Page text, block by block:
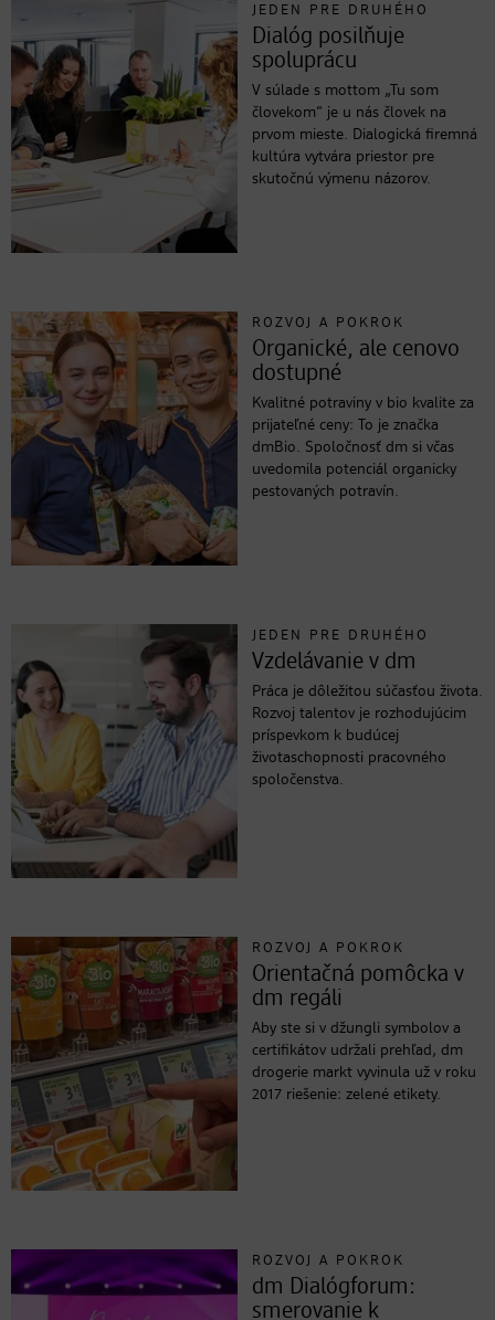
JEDEN PRE DRUHÉHO
Dialóg posilňuje
spoluprácu
V súlade s mottom „Tu som
človekom“ je u nás človek na
prvom mieste. Dialogická firemná
kultúra vytvára priestor pre
skutočnú výmenu názorov.
ROZVOJ A POKROK
Organické, ale cenovo
dostupné
Kvalitné potraviny v bio kvalite za
prijateľné ceny: To je značka
dmBio. Spoločnosť dm si včas
uvedomila potenciál organicky
pestovaných potravín.
JEDEN PRE DRUHÉHO
Vzdelávanie v dm
Práca je dôležitou súčasťou života.
Rozvoj talentov je rozhodujúcim
príspevkom k budúcej
životaschopnosti pracovného
spoločenstva.
ROZVOJ A POKROK
Orientačná pomôcka v
dm regáli
Aby ste si v džungli symbolov a
certifikátov udržali prehľad, dm
drogerie markt vyvinula už v roku
2017 riešenie: zelené etikety.
ROZVOJ A POKROK
dm Dialógforum:
smerovanie k